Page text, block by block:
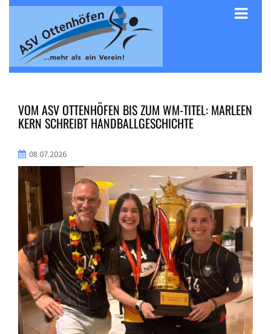
VOM ASV OTTENHÖFEN BIS ZUM WM-TITEL: MARLEEN
KERN SCHREIBT HANDBALLGESCHICHTE
08.07.2026